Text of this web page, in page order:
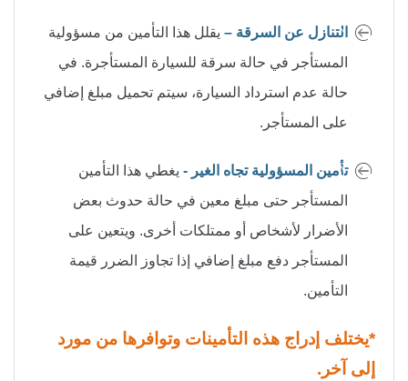
التنازل عن السرقة – يقلل هذا التأمين من مسؤولية
المستأجر في حالة سرقة للسيارة المستأجرة. في
حالة عدم استرداد السيارة، سيتم تحميل مبلغ إضافي
على المستأجر.
تأمين المسؤولية تجاه الغير - يغطي هذا التأمين
المستأجر حتى مبلغ معين في حالة حدوث بعض
الأضرار لأشخاص أو ممتلكات أخرى. ويتعين على
المستأجر دفع مبلغ إضافي إذا تجاوز الضرر قيمة
التأمين.
*يختلف إدراج هذه التأمينات وتوافرها من مورد
إلى آخر.